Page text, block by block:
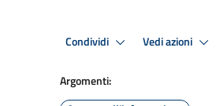
Condividi Vedi azioni
Argomenti: